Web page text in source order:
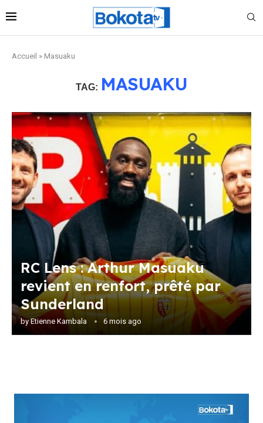
Accueil » Masuaku
TAG: MASUAKU
RC Lens : Arthur Masuaku
revient en renfort, prêté par
Sunderland
byEtienne Kambala 6 mois ago